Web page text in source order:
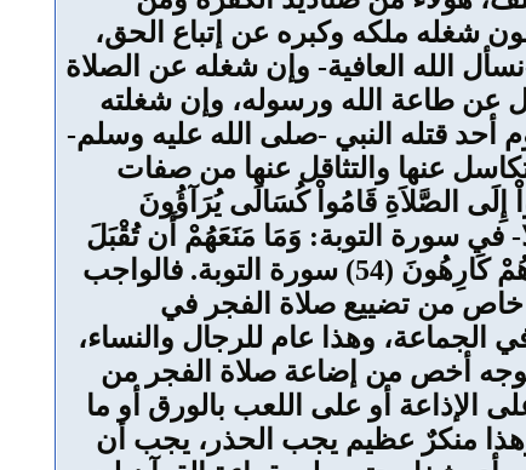
شغله ملكه وكبره عن إتباع الحق،
الله العافية- وإن شغله عن الصلاة
عن طاعة الله ورسوله، وإن شغلته
أحد قتله النبي -صلى الله عليه وسلم-
عنها والتثاقل عنها من صفات
إِلَى الصَّلاَةِ قَامُواْ كُسَالَى يُرَآؤُونَ
وقال -جل وعلا- في سورة التوبة: وَمَا مَنَعَهُمْ أَن تُقْبَلَ
مِنْهُمْ نَفَقَاتُهُمْ إِلاَّ أَنَّهُمْ كَفَرُواْ بِاللّهِ وَبِرَسُولِهِ وَلاَ يَأْتُونَ الصَّلاَةَ إِلاَّ وَهُمْ كُسَالَى وَلاَ يُنفِقُونَ إِلاَّ وَهُمْ كَارِهُونَ (54) سورة التوبة. فالواجب
خاص من تضييع صلاة الفجر في
وهذا عام للرجال والنساء،
أخص من إضاعة صلاة الفجر من
الإذاعة أو على اللعب بالورق أو ما
وهذا منكرٌ عظيم يجب الحذر، يجب أن